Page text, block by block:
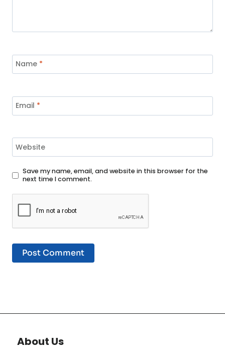
Name *
Email *
Website
Save my name, email, and website in this browser for the
next time I comment.
About Us